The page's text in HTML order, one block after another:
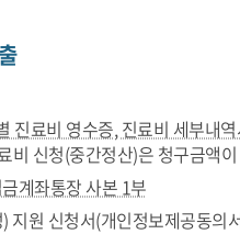
진료비 영수증, 진료비 세부내
비 신청(중간정산)은 청구금액
계좌통장 사본 1부
지원 신청서(개인정보제공동의